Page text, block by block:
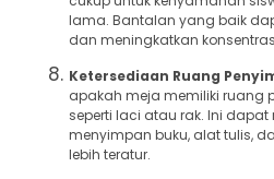
lama. Bantalan yang baik
dan meningkatkan
Ketersediaan Ruang
apakah meja memiliki ruang
seperti laci atau rak. Ini
menyimpan buku, alat tulis,
lebih teratur.